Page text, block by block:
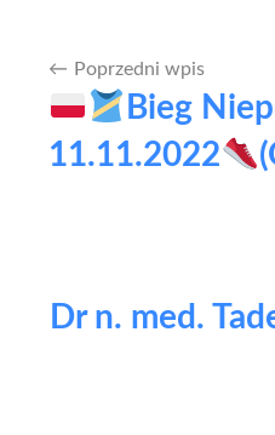
Nawigacja
wpisu
Poprzedni wpis
Bieg
11.11.2022
Dr n. med.